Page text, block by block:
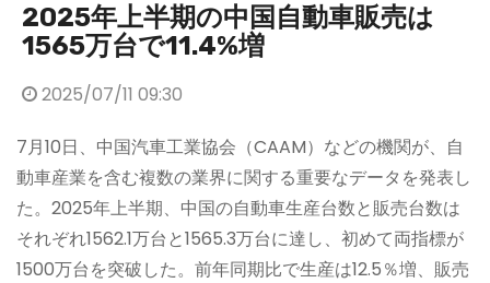
2025年上半期の中国自動車販売は
1565万台で11.4%増
2025/07/11 09:30
7月10日、中国汽車工業協会（CAAM）などの機関が、自
動車産業を含む複数の業界に関する重要なデータを発表し
た。2025年上半期、中国の自動車生産台数と販売台数は
それぞれ1562.1万台と1565.3万台に達し、初めて両指標が
1500万台を突破した。前年同期比で生産は12.5％増、販売